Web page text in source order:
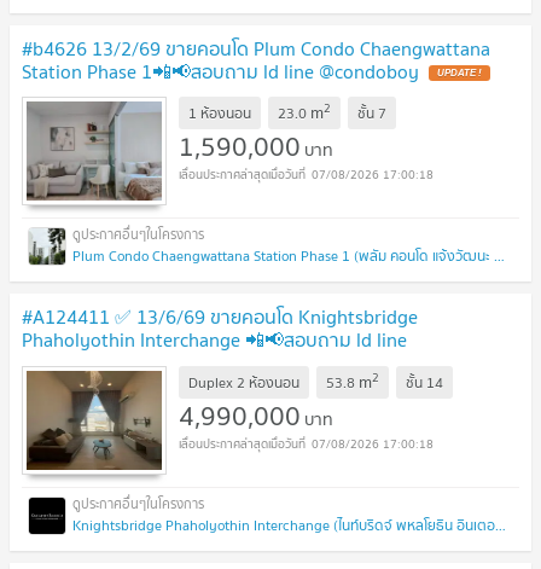
#b4626 13/2/69 ขายคอนโด Plum Condo Chaengwattana
Station Phase 1📲📢สอบถาม ld line @condoboy UPDATE !
1 ห้องนอน 23.0 m2 ชั้น 7
1,590,000 บาท
07/08/2026 17:00:18
Plum Condo Chaengwattana Station Phase 1 (พลัม คอนโด แจ้งวัฒนะ สเตชั่น เฟส 1)
#A124411 ✅ 13/6/69 ขายคอนโด Knightsbridge
Phaholyothin Interchange 📲📢สอบถาม ld line
@condoboy UPDATE !
Duplex 2 ห้องนอน 53.8 m2 ชั้น 14
4,990,000 บาท
07/08/2026 17:00:18
Knightsbridge Phaholyothin Interchange (ไนท์บริดจ์ พหลโยธิน อินเตอร์เชนจ์)